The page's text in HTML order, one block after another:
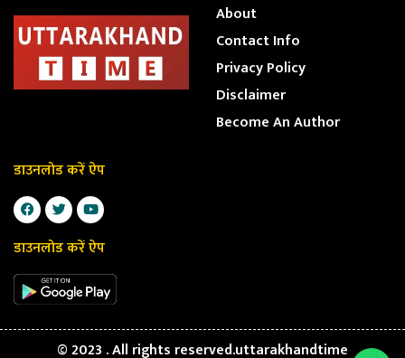
About
Contact Info
Privacy Policy
Disclaimer
Become An Author
डाउनलोड करें ऐप
डाउनलोड करें ऐप
© 2023 . All rights reserved.uttarakhandtime